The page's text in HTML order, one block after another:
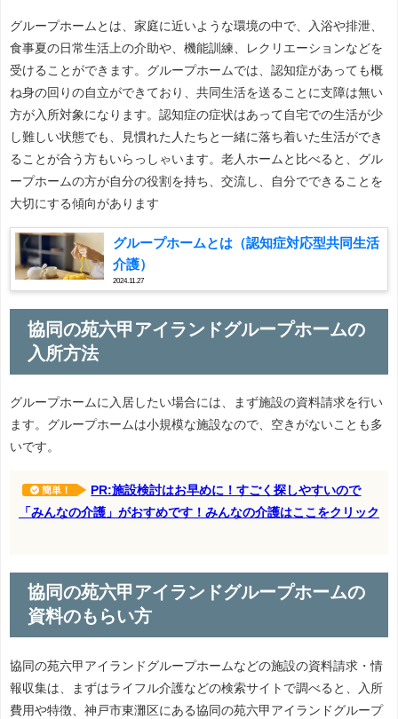
グループホームとは、家庭に近いような環境の中で、入浴や排泄、
食事夏の日常生活上の介助や、機能訓練、レクリエーションなどを
受けることができます。グループホームでは、認知症があっても概
ね身の回りの自立ができており、共同生活を送ることに支障は無い
方が入所対象になります。認知症の症状はあって自宅での生活が少
し難しい状態でも、見慣れた人たちと一緒に落ち着いた生活ができ
ることが合う方もいらっしゃいます。老人ホームと比べると、グル
ープホームの方が自分の役割を持ち、交流し、自分でできることを
大切にする傾向があります
グループホームとは（認知症対応型共同生活
介護）
2024.11.27
協同の苑六甲アイランドグループホームの
入所方法
グループホームに入居したい場合には、まず施設の資料請求を行い
ます。グループホームは小規模な施設なので、空きがないことも多
いです。
簡単！
PR:施設検討はお早めに！すごく探しやすいので
「みんなの介護」がおすめです！みんなの介護はここをクリック
協同の苑六甲アイランドグループホームの
資料のもらい方
協同の苑六甲アイランドグループホームなどの施設の資料請求・情
報収集は、まずはライフル介護などの検索サイトで調べると、入所
費用や特徴、神戸市東灘区にある協同の苑六甲アイランドグループ